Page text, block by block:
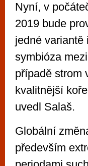
Nyní, v
2019 bude
jedné variantě
symbióza
případě strom
kvalitnější
uvedl Salaš.
Globální
především